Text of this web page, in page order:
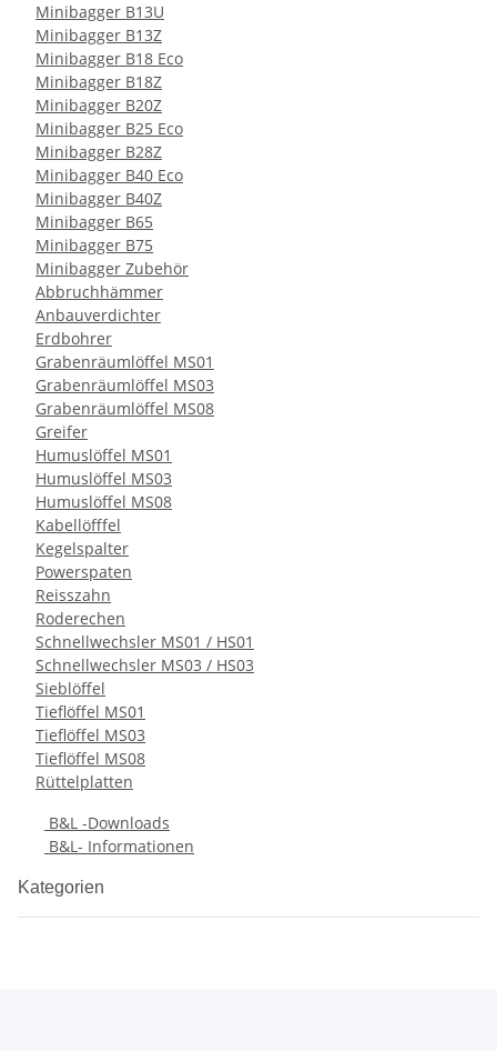
Minibagger B13U
Minibagger B13Z
Minibagger B18 Eco
Minibagger B18Z
Minibagger B20Z
Minibagger B25 Eco
Minibagger B28Z
Minibagger B40 Eco
Minibagger B40Z
Minibagger B65
Minibagger B75
Minibagger Zubehör
Abbruchhämmer
Anbauverdichter
Erdbohrer
Grabenräumlöffel MS01
Grabenräumlöffel MS03
Grabenräumlöffel MS08
Greifer
Humuslöffel MS01
Humuslöffel MS03
Humuslöffel MS08
Kabellöfffel
Kegelspalter
Powerspaten
Reisszahn
Roderechen
Schnellwechsler MS01 / HS01
Schnellwechsler MS03 / HS03
Sieblöffel
Tieflöffel MS01
Tieflöffel MS03
Tieflöffel MS08
Rüttelplatten
B&L -Downloads
B&L- Informationen
Kategorien